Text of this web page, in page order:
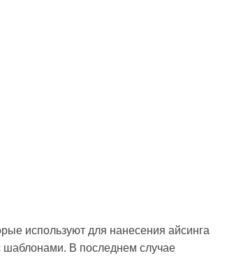
используют для нанесения айсинга
шаблонами. В последнем случае